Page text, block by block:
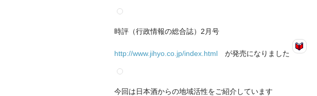
時評（行政情報の総合誌）2月号
http://www.jihyo.co.jp/index.html が発売になりました
今回は日本酒からの地域活性をご紹介しています